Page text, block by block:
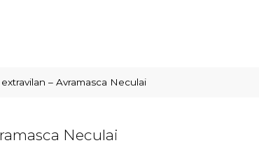
– Avramasca Neculai
Neculai